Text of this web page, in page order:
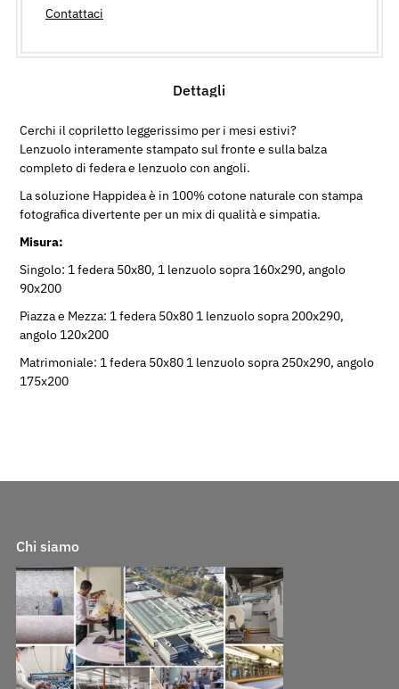
Contattaci
Dettagli
Cerchi il copriletto leggerissimo per i mesi estivi?
Lenzuolo interamente stampato sul fronte e sulla balza
completo di federa e lenzuolo con angoli.
La soluzione Happidea è in 100% cotone naturale con stampa
fotografica divertente per un mix di qualità e simpatia.
Misura:
Singolo: 1 federa 50x80, 1 lenzuolo sopra 160x290, angolo
90x200
Piazza e Mezza: 1 federa 50x80 1 lenzuolo sopra 200x290,
angolo 120x200
Matrimoniale: 1 federa 50x80 1 lenzuolo sopra 250x290, angolo
175x200
Chi siamo